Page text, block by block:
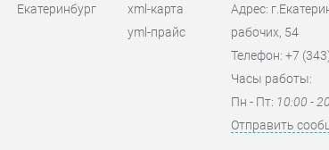
Екатеринбург
xml-карта
yml-прайс
Адрес:
рабочих, 54
Телефон: +7
Часы работы:
Пн - Пт: 10:00 -
Отправить